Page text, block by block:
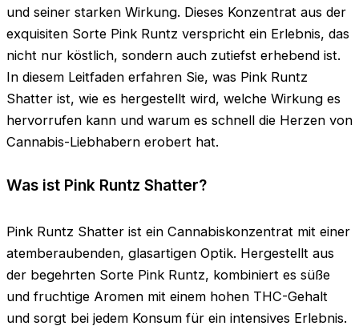
und seiner starken Wirkung. Dieses Konzentrat aus der
exquisiten Sorte Pink Runtz verspricht ein Erlebnis, das
nicht nur köstlich, sondern auch zutiefst erhebend ist.
In diesem Leitfaden erfahren Sie, was Pink Runtz
Shatter ist, wie es hergestellt wird, welche Wirkung es
hervorrufen kann und warum es schnell die Herzen von
Cannabis-Liebhabern erobert hat.
Was ist Pink Runtz Shatter?
Pink Runtz Shatter ist ein Cannabiskonzentrat mit einer
atemberaubenden, glasartigen Optik. Hergestellt aus
der begehrten Sorte Pink Runtz, kombiniert es süße
und fruchtige Aromen mit einem hohen THC-Gehalt
und sorgt bei jedem Konsum für ein intensives Erlebnis.